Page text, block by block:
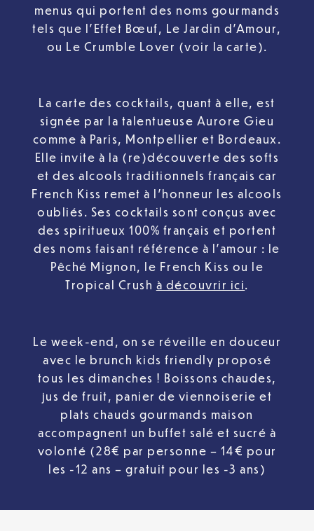
menus qui portent des noms gourmands
tels que l’Effet Bœuf, Le Jardin d’Amour,
ou Le Crumble Lover (voir la carte).
La carte des cocktails, quant à elle, est
signée par la talentueuse Aurore Gieu
comme à Paris, Montpellier et Bordeaux.
Elle invite à la (re)découverte des softs
et des alcools traditionnels français car
French Kiss remet à l’honneur les alcools
oubliés. Ses cocktails sont conçus avec
des spiritueux 100% français et portent
des noms faisant référence à l’amour : le
Pêché Mignon, le French Kiss ou le
Tropical Crush à découvrir ici.
Le week-end, on se réveille en douceur
avec le brunch kids friendly proposé
tous les dimanches ! Boissons chaudes,
jus de fruit, panier de viennoiserie et
plats chauds gourmands maison
accompagnent un buffet salé et sucré à
volonté (28€ par personne – 14€ pour
les -12 ans – gratuit pour les -3 ans)